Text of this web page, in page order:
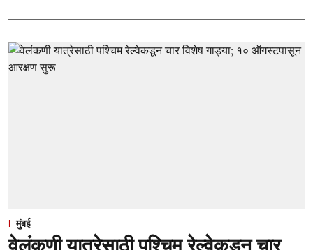
मुंबई
वेलंकणी यात्रेसाठी पश्चिम रेल्वेकडून चार